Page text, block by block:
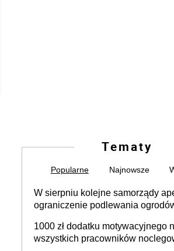
Tematy
Popularne Najnowsze
W sierpniu kolejne samorządy
ograniczenie podlewania
może objąć cały kraj
1000 zł dodatku motywacyjnego
wszystkich pracowników